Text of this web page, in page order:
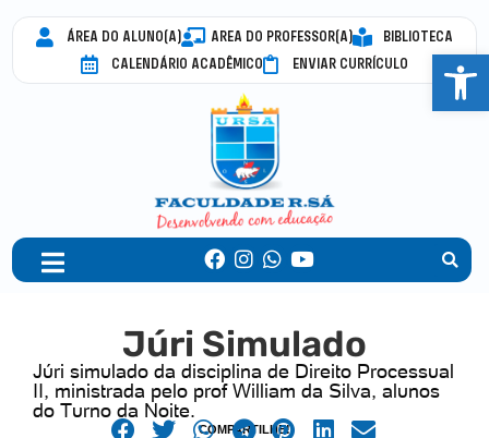
ÁREA DO ALUNO(A) AREA DO PROFESSOR(A)
BIBLIOTECA
CALENDÁRIO ACADÊMICO
ENVIAR CURRÍCULO
Júri Simulado
Júri simulado da disciplina de Direito Processual
II, ministrada pelo prof William da Silva, alunos
do Turno da Noite.
COMPARTILHE!
Abrir